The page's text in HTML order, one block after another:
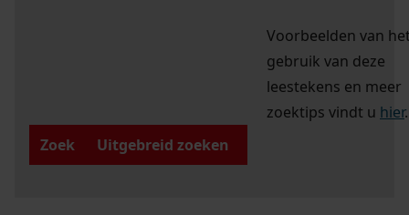
Voorbeelden van
gebruik van deze
leestekens en meer
zoektips vindt u hier.
Zoek
Uitgebreid zoeken